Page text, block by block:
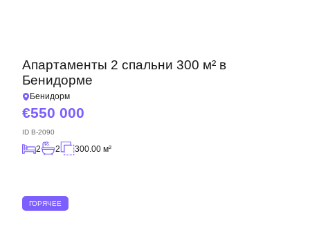
Апартаменты 2 спальни 300 м² в
Бенидорме
Бенидорм
550 000
ID B-2090
2 2 300.00 м²
ГОРЯЧЕЕ